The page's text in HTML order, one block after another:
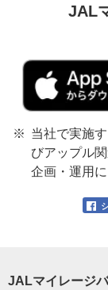
JAL
当社で実施
びアップル
企画・運用
JALマイレージ